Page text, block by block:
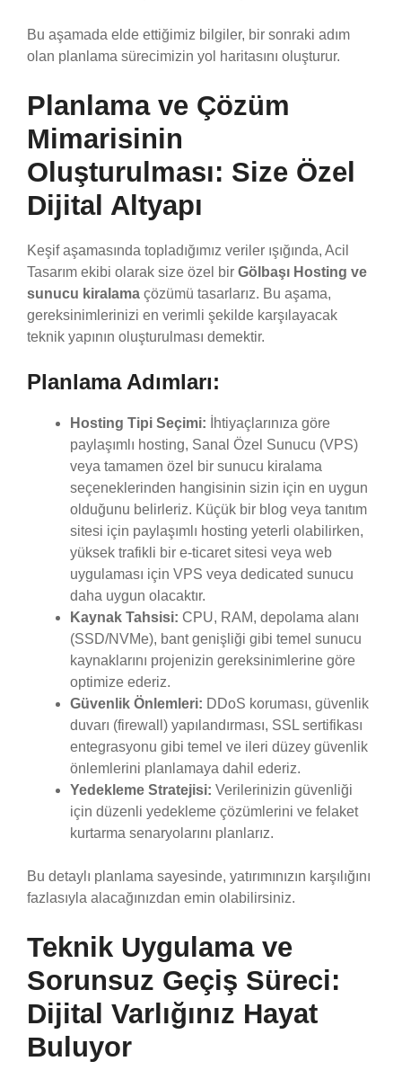
Bu aşamada elde ettiğimiz bilgiler, bir sonraki adım
olan planlama sürecimizin yol haritasını oluşturur.
Planlama ve Çözüm
Mimarisinin
Oluşturulması: Size Özel
Dijital Altyapı
Keşif aşamasında topladığımız veriler ışığında, Acil
Tasarım ekibi olarak size özel bir Gölbaşı Hosting ve
sunucu kiralama çözümü tasarlarız. Bu aşama,
gereksinimlerinizi en verimli şekilde karşılayacak
teknik yapının oluşturulması demektir.
Planlama Adımları:
Hosting Tipi Seçimi: İhtiyaçlarınıza göre
paylaşımlı hosting, Sanal Özel Sunucu (VPS)
veya tamamen özel bir sunucu kiralama
seçeneklerinden hangisinin sizin için en uygun
olduğunu belirleriz. Küçük bir blog veya tanıtım
sitesi için paylaşımlı hosting yeterli olabilirken,
yüksek trafikli bir e-ticaret sitesi veya web
uygulaması için VPS veya dedicated sunucu
daha uygun olacaktır.
Kaynak Tahsisi: CPU, RAM, depolama alanı
(SSD/NVMe), bant genişliği gibi temel sunucu
kaynaklarını projenizin gereksinimlerine göre
optimize ederiz.
Güvenlik Önlemleri: DDoS koruması, güvenlik
duvarı (firewall) yapılandırması, SSL sertifikası
entegrasyonu gibi temel ve ileri düzey güvenlik
önlemlerini planlamaya dahil ederiz.
Yedekleme Stratejisi: Verilerinizin güvenliği
için düzenli yedekleme çözümlerini ve felaket
kurtarma senaryolarını planlarız.
Bu detaylı planlama sayesinde, yatırımınızın karşılığını
fazlasıyla alacağınızdan emin olabilirsiniz.
Teknik Uygulama ve
Sorunsuz Geçiş Süreci:
Dijital Varlığınız Hayat
Buluyor